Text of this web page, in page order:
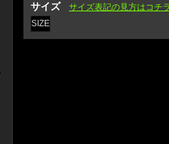
サイズ
サイズ表記の見方はコチ
SIZE